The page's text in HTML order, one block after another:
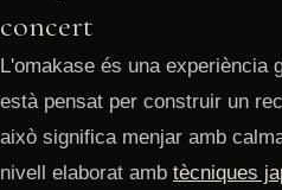
concert
L'omakase és una experiència
està pensat per construir un
això significa menjar amb
nivell elaborat amb tècniques